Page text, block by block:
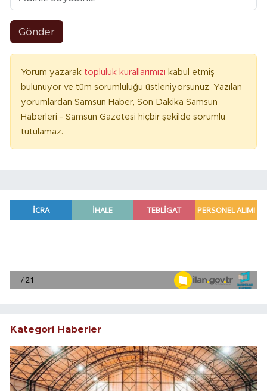
Gönder
Yorum yazarak topluluk kurallarımızı kabul etmiş
bulunuyor ve tüm sorumluluğu üstleniyorsunuz. Yazılan
yorumlardan Samsun Haber, Son Dakika Samsun
Haberleri - Samsun Gazetesi hiçbir şekilde sorumlu
tutulamaz.
Kategori Haberler